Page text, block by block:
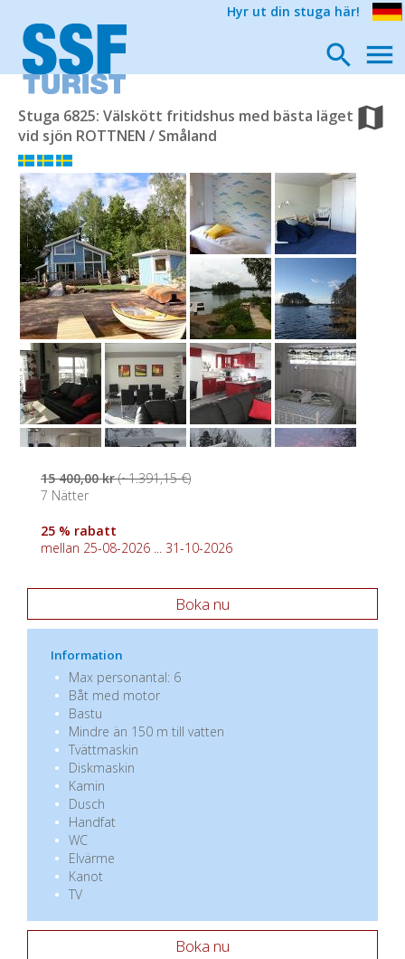
Hyr ut din stuga här!
Stuga 6825: Välskött fritidshus med bästa läget
vid sjön ROTTNEN / Småland
15 400,00 kr(~1.391,15 €)
7 Nätter
25 % rabatt
mellan 25-08-2026 ... 31-10-2026
Boka nu
Information
Max personantal: 6
Båt med motor
Bastu
Mindre än 150 m till vatten
Tvättmaskin
Diskmaskin
Kamin
Dusch
Handfat
WC
Elvärme
Kanot
TV
Boka nu